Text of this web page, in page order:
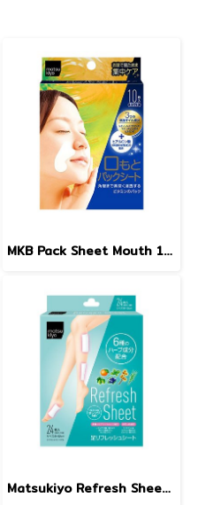
MKB Pack Sheet Mouth 10sheets
Matsukiyo Refresh Sheet 24pcs.